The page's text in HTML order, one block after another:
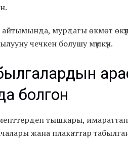
мурдагы өкмөт
чечкен болушу мүмкүн.
да болгон
тышкары, имараттан
жана плакаттар